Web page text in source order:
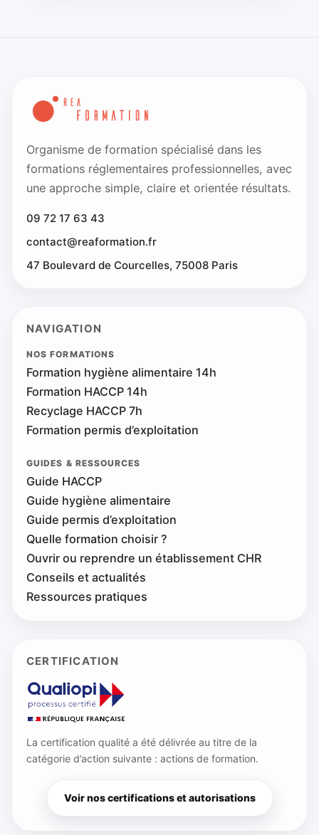
Organisme de formation spécialisé dans les
formations réglementaires professionnelles, avec
une approche simple, claire et orientée résultats.
09 72 17 63 43
contact@reaformation.fr
47 Boulevard de Courcelles, 75008 Paris
NAVIGATION
NOS FORMATIONS
Formation hygiène alimentaire 14h
Formation HACCP 14h
Recyclage HACCP 7h
Formation permis d’exploitation
GUIDES & RESSOURCES
Guide HACCP
Guide hygiène alimentaire
Guide permis d’exploitation
Quelle formation choisir ?
Ouvrir ou reprendre un établissement CHR
Conseils et actualités
Ressources pratiques
CERTIFICATION
La certification qualité a été délivrée au titre de la
catégorie d’action suivante : actions de formation.
Voir nos certifications et autorisations